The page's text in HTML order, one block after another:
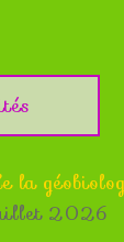
la
2026